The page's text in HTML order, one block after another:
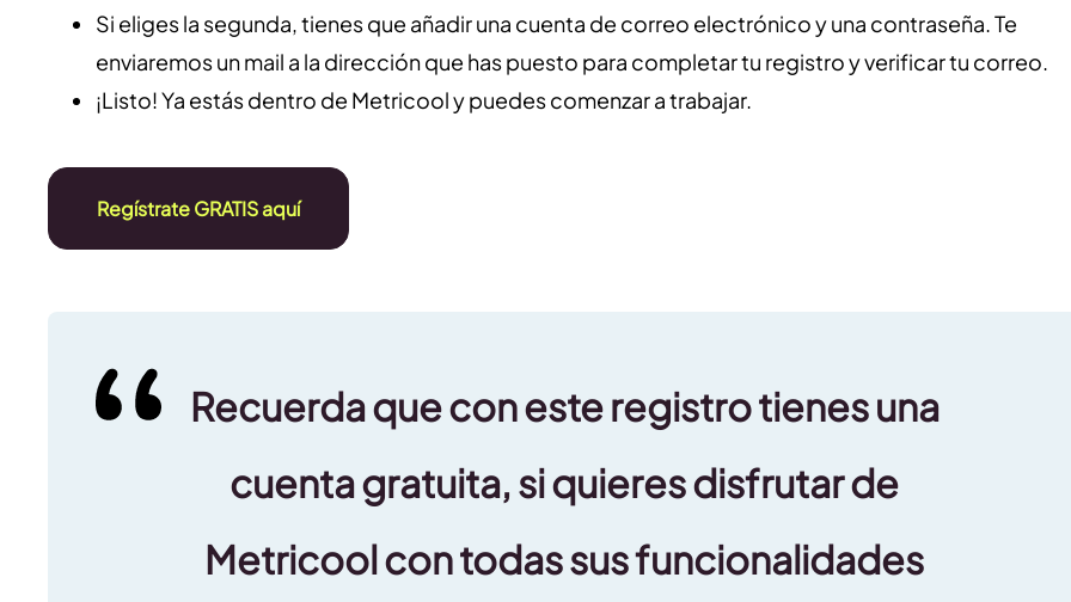
Si eliges la segunda, tienes que añadir una cuenta de correo electrónico y una contraseña. Te
enviaremos un mail a la dirección que has puesto para completar tu registro y verificar tu correo.
¡Listo! Ya estás dentro de Metricool y puedes comenzar a trabajar.
Regístrate GRATIS aquí
Recuerda que con este registro tienes una
cuenta gratuita, si quieres disfrutar de
Metricool con todas sus funcionalidades